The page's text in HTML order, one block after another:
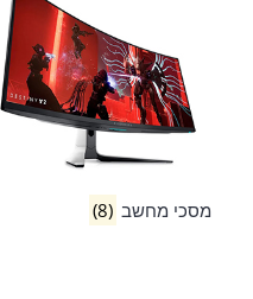
מסכי מחשב (8)